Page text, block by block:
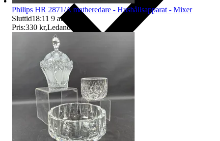
Ersättning om du inte får din vara
Philips HR 2871/A matberedare - Hushållsapparat - Mixer
Sluttid18:11 9 aug 18:11.
Pris:330 kr,Ledande bud